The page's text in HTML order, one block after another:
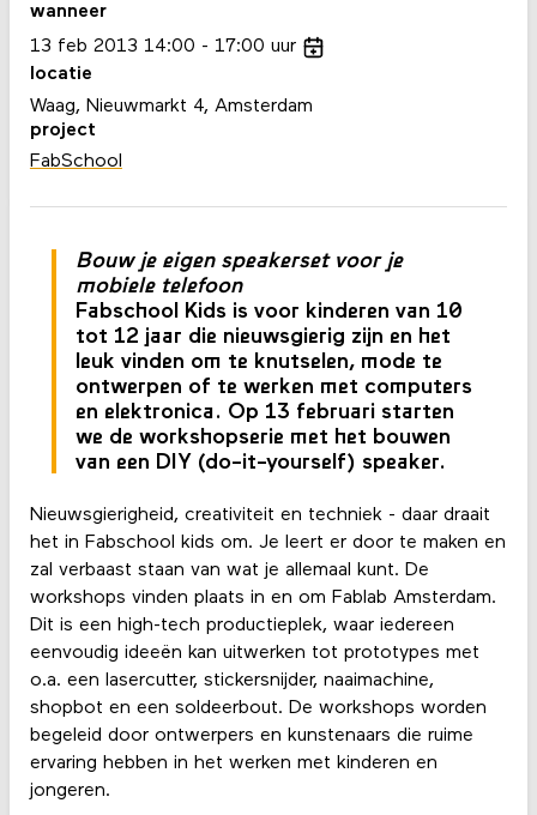
Bouw je eigen speakerset voor je
mobiele telefoon
Fabschool Kids is voor kinderen van 10
tot 12 jaar die nieuwsgierig zijn en het
leuk vinden om te knutselen, mode te
ontwerpen of te werken met computers
en elektronica. Op 13 februari starten
we de workshopserie met het bouwen
van een DIY (do-it-yourself) speaker.
Nieuwsgierigheid, creativiteit en techniek - daar draait
het in Fabschool kids om. Je leert er door te maken en
zal verbaast staan van wat je allemaal kunt. De
workshops vinden plaats in en om Fablab Amsterdam.
Dit is een high-tech productieplek, waar iedereen
eenvoudig ideeën kan uitwerken tot prototypes met
o.a. een lasercutter, stickersnijder, naaimachine,
shopbot en een soldeerbout. De workshops worden
begeleid door ontwerpers en kunstenaars die ruime
ervaring hebben in het werken met kinderen en
jongeren.
wanneer
13 feb 2013 14:00 17:00 uur
locatie
Waag, Nieuwmarkt 4, Amsterdam
project
FabSchool